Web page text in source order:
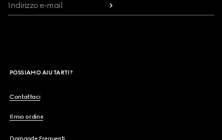
Indirizzo e-mail
POSSIAMO AIUTARTI?
Contattaci
Il mio ordine
Domande Frequenti